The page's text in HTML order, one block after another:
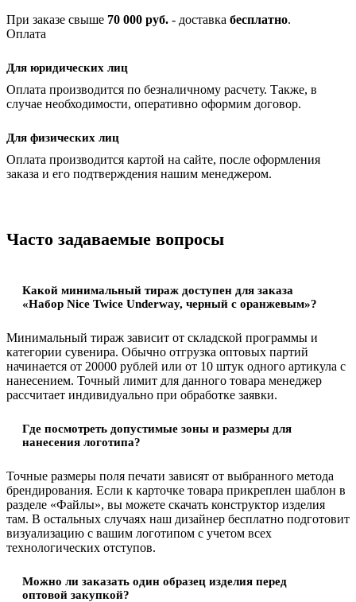
При заказе свыше 70 000 руб. - доставка бесплатно.
Оплата
Для юридических лиц
Оплата производится по безналичному расчету. Также, в
случае необходимости, оперативно оформим договор.
Для физических лиц
Оплата производится картой на сайте, после оформления
заказа и его подтверждения нашим менеджером.
Часто задаваемые вопросы
Какой минимальный тираж доступен для заказа
«Набор Nice Twice Underway, черный с оранжевым»?
Минимальный тираж зависит от складской программы и
категории сувенира. Обычно отгрузка оптовых партий
начинается от 20000 рублей или от 10 штук одного артикула с
нанесением. Точный лимит для данного товара менеджер
рассчитает индивидуально при обработке заявки.
Где посмотреть допустимые зоны и размеры для
нанесения логотипа?
Точные размеры поля печати зависят от выбранного метода
брендирования. Если к карточке товара прикреплен шаблон в
разделе «Файлы», вы можете скачать конструктор изделия
там. В остальных случаях наш дизайнер бесплатно подготовит
визуализацию с вашим логотипом с учетом всех
технологических отступов.
Можно ли заказать один образец изделия перед
оптовой закупкой?